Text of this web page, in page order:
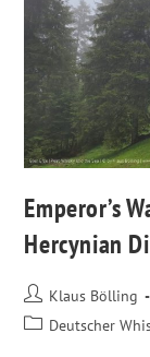
Emperor’s
Hercynian
Klaus Bölling
Deutscher